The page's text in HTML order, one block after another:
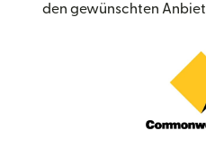
den gewünschten